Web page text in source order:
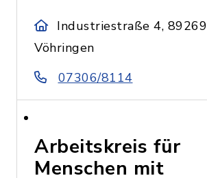
Industriestraße 4, 89269
Vöhringen
07306/8114
Arbeitskreis für
Menschen mit